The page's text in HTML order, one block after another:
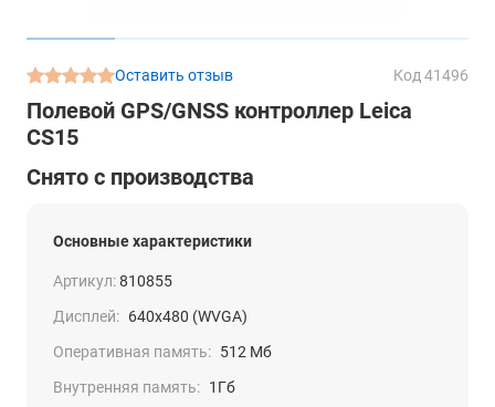
Оставить отзыв Код 41496
Полевой GPS/GNSS контроллер Leica
CS15
Снято с производства
Основные характеристики
Артикул:810855
Дисплей: 640х480 (WVGA)
Оперативная память: 512 Мб
Внутренняя память: 1Гб